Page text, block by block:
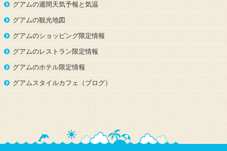
グアムの週間天気予報と気温
グアムの観光地図
グアムのショッピング限定情報
グアムのレストラン限定情報
グアムのホテル限定情報
グアムスタイルカフェ（ブログ）